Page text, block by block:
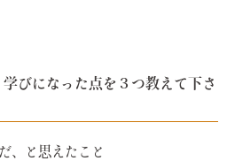
びになった点を３つ教えて下さ
、と思えたこと